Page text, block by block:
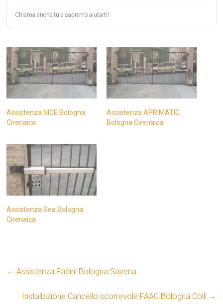
Chiama anche tu e sapremo aiutarti!.
Assistenza NICE Bologna
Cirenaica
Assistenza APRIMATIC
Bologna Cirenaica
Assistenza Sea Bologna
Cirenaica
← Assistenza Fadini Bologna Savena
Installazione Cancello scorrevole FAAC Bologna Colli →